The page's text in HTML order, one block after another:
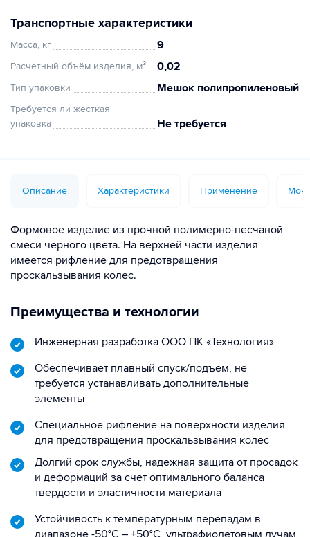
Транспортные характеристики
Масса, кг 9
Расчётный объём изделия, м³ 0,02
Тип упаковки Мешок полипропиленовый
Требуется ли жёсткая
упаковка
Не требуется
Описание Характеристики Применение
Формовое изделие из прочной полимерно-песчаной
смеси черного цвета. На верхней части изделия
имеется рифление для предотвращения
проскальзывания колес.
Преимущества и технологии
Инженерная разработка ООО ПК «Технология»
Обеспечивает плавный спуск/подъем, не
требуется устанавливать дополнительные
элементы
Специальное рифление на поверхности изделия
для предотвращения проскальзывания колес
Долгий срок службы, надежная защита от просадок
и деформаций за счет оптимального баланса
твердости и эластичности материала
Устойчивость к температурным перепадам в